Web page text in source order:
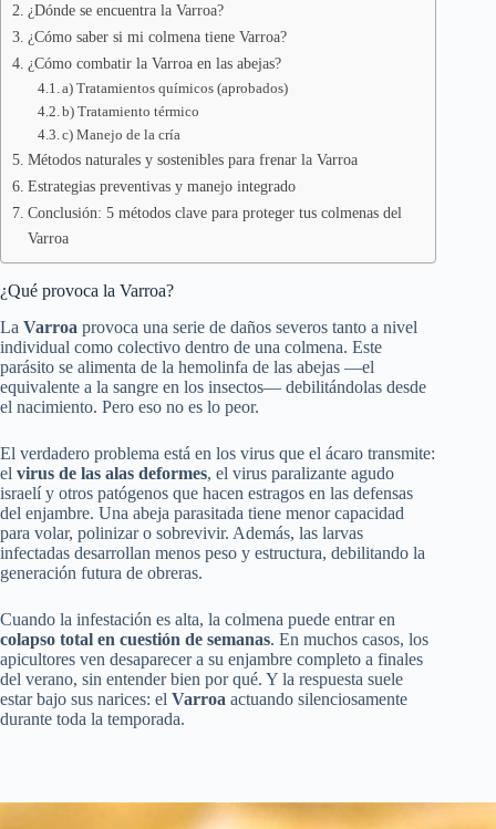
¿Dónde se encuentra la Varroa?
¿Cómo saber si mi colmena tiene Varroa?
¿Cómo combatir la Varroa en las abejas?
a) Tratamientos químicos (aprobados)
b) Tratamiento térmico
c) Manejo de la cría
Métodos naturales y sostenibles para frenar la Varroa
Estrategias preventivas y manejo integrado
Conclusión: 5 métodos clave para proteger tus colmenas del
Varroa
¿Qué provoca la Varroa?
La Varroa provoca una serie de daños severos tanto a nivel
individual como colectivo dentro de una colmena. Este
parásito se alimenta de la hemolinfa de las abejas —el
equivalente a la sangre en los insectos— debilitándolas desde
el nacimiento. Pero eso no es lo peor.
El verdadero problema está en los virus que el ácaro transmite:
el virus de las alas deformes, el virus paralizante agudo
israelí y otros patógenos que hacen estragos en las defensas
del enjambre. Una abeja parasitada tiene menor capacidad
para volar, polinizar o sobrevivir. Además, las larvas
infectadas desarrollan menos peso y estructura, debilitando la
generación futura de obreras.
Cuando la infestación es alta, la colmena puede entrar en
colapso total en cuestión de semanas. En muchos casos, los
apicultores ven desaparecer a su enjambre completo a finales
del verano, sin entender bien por qué. Y la respuesta suele
estar bajo sus narices: el Varroa actuando silenciosamente
durante toda la temporada.